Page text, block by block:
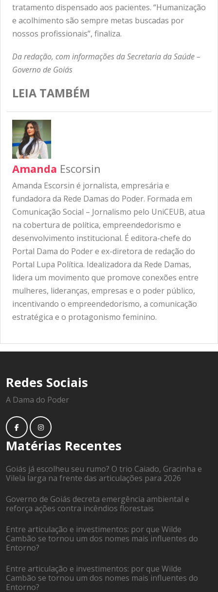
tratamento dispensado aos pacientes. “Humanização
e acolhimento são sempre metas buscadas por
nossos profissionais”, finaliza.
Da redação, com informações da Secretaria da Saúde –
Governo de Goiás
LEIA TAMBÉM
Amanda Escorsin
Amanda Escorsin é jornalista, empresária e
fundadora da Rede Damas do Poder. Formada em
Comunicação Social – Jornalismo pelo UniCEUB, atua
na cobertura de política, empreendedorismo e
desenvolvimento institucional. É editora-chefe do
Portal Dama do Poder e ex-diretora de redação do
Portal Lupa Política. Idealizadora da Rede Damas,
lidera um movimento que promove conexões entre
mulheres, lideranças, empresas e o poder público,
incentivando o empreendedorismo, a comunicação
estratégica e o protagonismo feminino.
Redes Sociais
A Dama do Poder
Matérias Recentes
Goiás já escolheu seu rumo? O trio Caiado, Gracinha e
Vilela larga na frente das articulações para 2026
Governo de Goiás decreta emergência ambiental e
reforça ações contra incêndios florestais
Entre articulação e investimentos: por que Wilde
Cambão se tornou um dos nomes mais influentes do
Entorno?
Entre articulação e investimentos: por que Wilde
Cambão se tornou um dos nomes mais influentes do
Entorno?